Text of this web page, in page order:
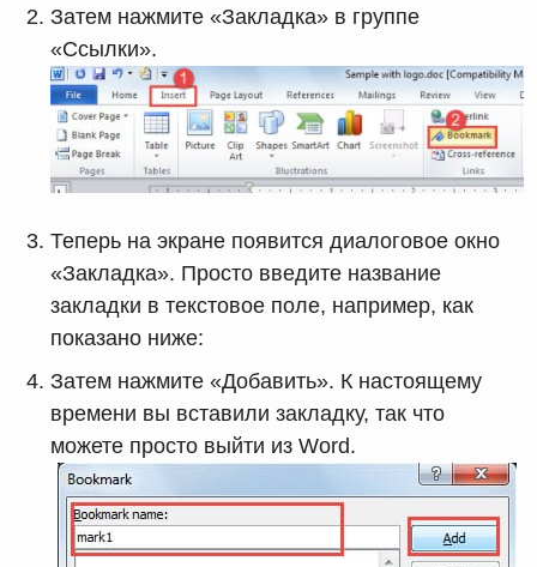
Затем нажмите «Закладка» в группе
«Ссылки».
Теперь на экране появится диалоговое окно
«Закладка». Просто введите название
закладки в текстовое поле, например, как
показано ниже:
Затем нажмите «Добавить». К настоящему
времени вы вставили закладку, так что
можете просто выйти из Word.